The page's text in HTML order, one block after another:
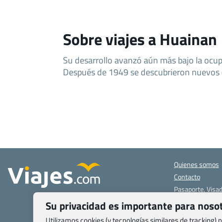
Sobre viajes a Huainan
Su desarrollo avanzó aún más bajo la
Después de 1949 se descubrieron
Quienes somos
Contacto
Pasaporte,
Blog de
Su privacidad es importante para